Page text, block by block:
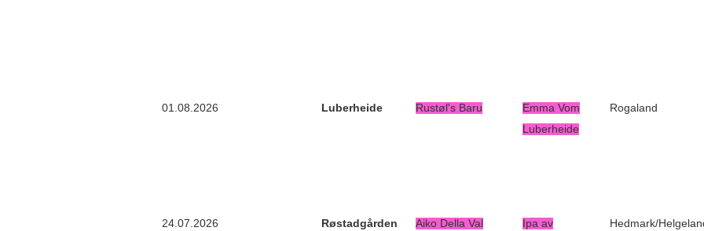
01.08.2026 Luberheide Rustøl's Baru
Emma Vom
Luberheide
Rogaland
24.07.2026 Røstadgården
Aiko Della Val
Ipa av
Hedmark/